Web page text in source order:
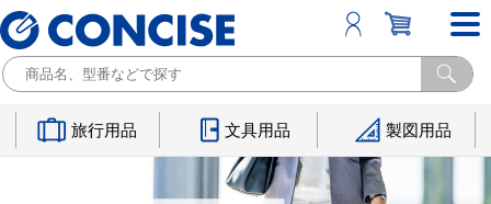
旅行用品 文具用品 製図用品